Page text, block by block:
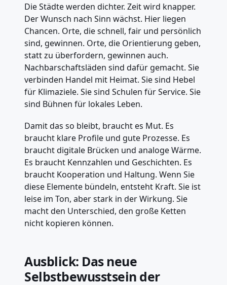
Die Städte werden dichter. Zeit wird knapper.
Der Wunsch nach Sinn wächst. Hier liegen
Chancen. Orte, die schnell, fair und persönlich
sind, gewinnen. Orte, die Orientierung geben,
statt zu überfordern, gewinnen auch.
Nachbarschaftsläden sind dafür gemacht. Sie
verbinden Handel mit Heimat. Sie sind Hebel
für Klimaziele. Sie sind Schulen für Service. Sie
sind Bühnen für lokales Leben.
Damit das so bleibt, braucht es Mut. Es
braucht klare Profile und gute Prozesse. Es
braucht digitale Brücken und analoge Wärme.
Es braucht Kennzahlen und Geschichten. Es
braucht Kooperation und Haltung. Wenn Sie
diese Elemente bündeln, entsteht Kraft. Sie ist
leise im Ton, aber stark in der Wirkung. Sie
macht den Unterschied, den große Ketten
nicht kopieren können.
Ausblick: Das neue
Selbstbewusstsein der